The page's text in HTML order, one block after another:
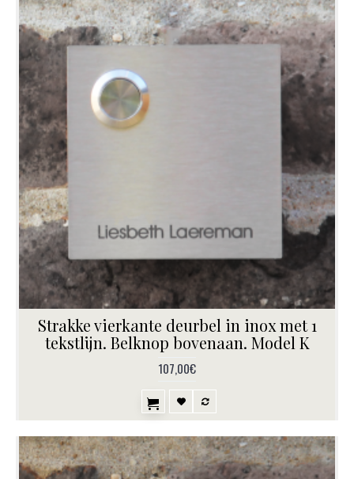
Strakke vierkante deurbel in inox met 1
tekstlijn. Belknop bovenaan. Model K
107,00€